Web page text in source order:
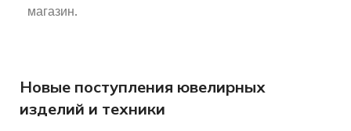
магазин.
Новые поступления ювелирных
изделий и техники